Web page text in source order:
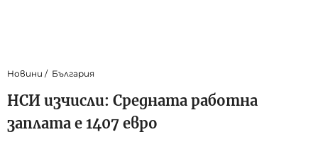
Новини България
НСИ изчисли: Средната работна
заплата e 1407 евро